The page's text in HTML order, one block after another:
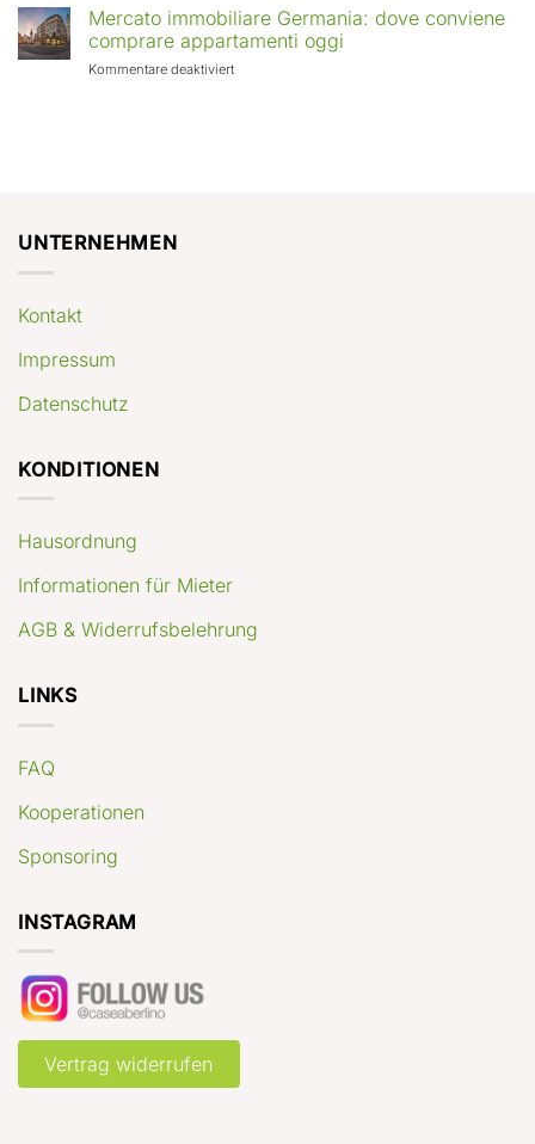
in
crescita
rendimenti
casa
a
Berlino
con
Mercato immobiliare Germania: dove conviene
comprare appartamenti oggi
Kommentare deaktiviertfür
UNTERNEHMEN
Kontakt
Impressum
Datenschutz
KONDITIONEN
Hausordnung
Informationen für Mieter
AGB & Widerrufsbelehrung
LINKS
FAQ
Kooperationen
Sponsoring
INSTAGRAM
Vertrag widerrufen